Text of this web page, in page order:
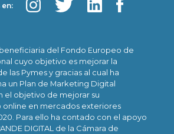
del Fondo Europeo de
cuyo objetivo es mejorar la
las Pymes y gracias al cual ha
un Plan de Marketing Digital
el objetivo de mejorar su
online en mercados exteriores
Para ello ha contado con el apoyo
DIGITAL de la Cámara de